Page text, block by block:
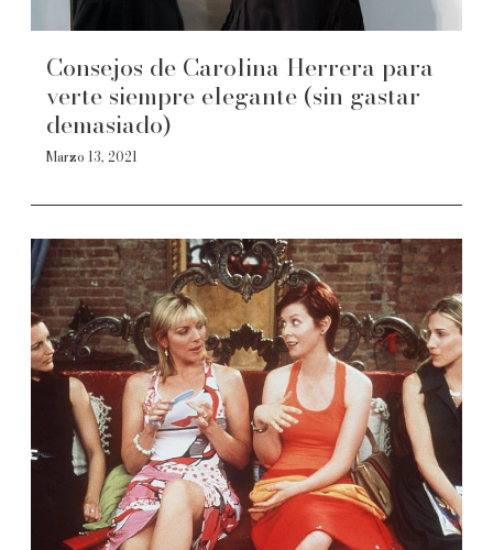
Consejos de Carolina Herrera para
verte siempre elegante (sin gastar
demasiado)
Marzo 13, 2021